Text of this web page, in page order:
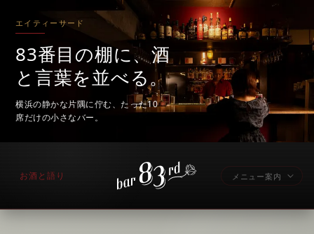
エイティーサード
83番目の棚に、酒
と言葉を並べる。
横浜の静かな片隅に佇む、たった10
席だけの小さなバー。
お酒と語り メニュー案内